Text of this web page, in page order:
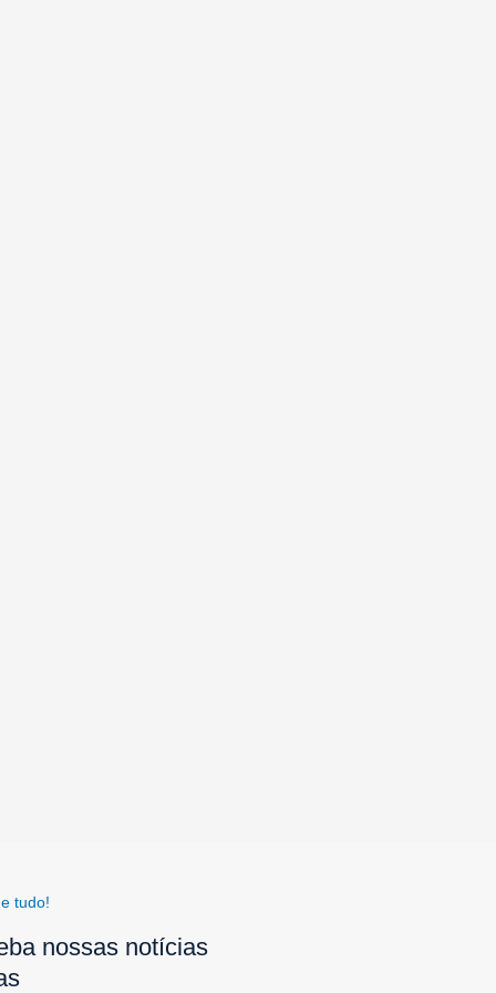
tudo!
nossas notícias